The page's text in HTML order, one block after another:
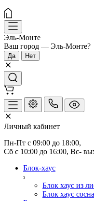
Эль-Монте
Ваш город — Эль-Монте?
Личный кабинет
Пн-Пт с 09:00 до 18:00,
Сб с 10:00 до 16:00, Вс-
Блок-хаус
Блок хаус из
Блок хаус сосна